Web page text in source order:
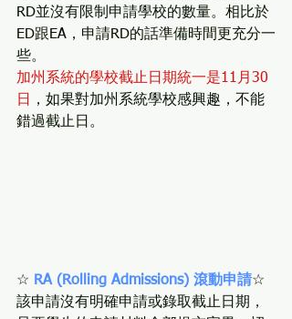
RD並沒有限制申請學校的數量。相比於
ED跟EA，申請RD的話準備時間更充分一
些。
加州系統的學校截止日期統一是11月30
日
，如果對加州系統學校感興趣，不能
錯過截止日。
☆ RA (Rolling Admissions) 滾動申請☆
該申請沒有明確申請或錄取截止日期，